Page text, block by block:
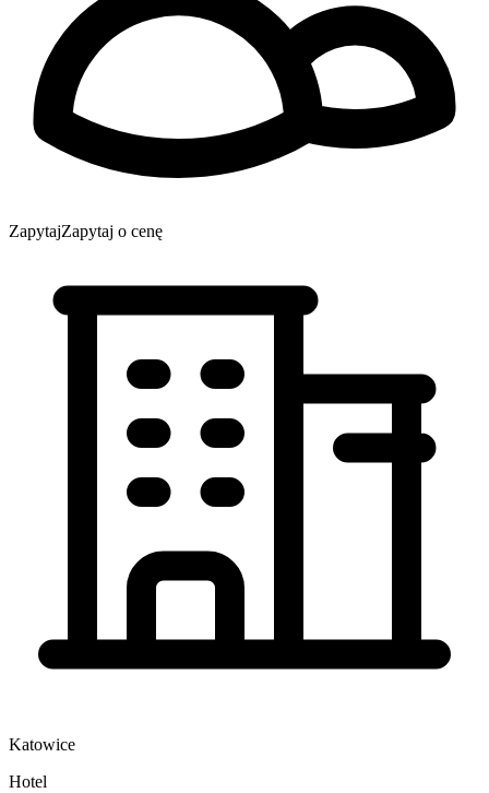
ZapytajZapytaj o cenę
Katowice
Hotel